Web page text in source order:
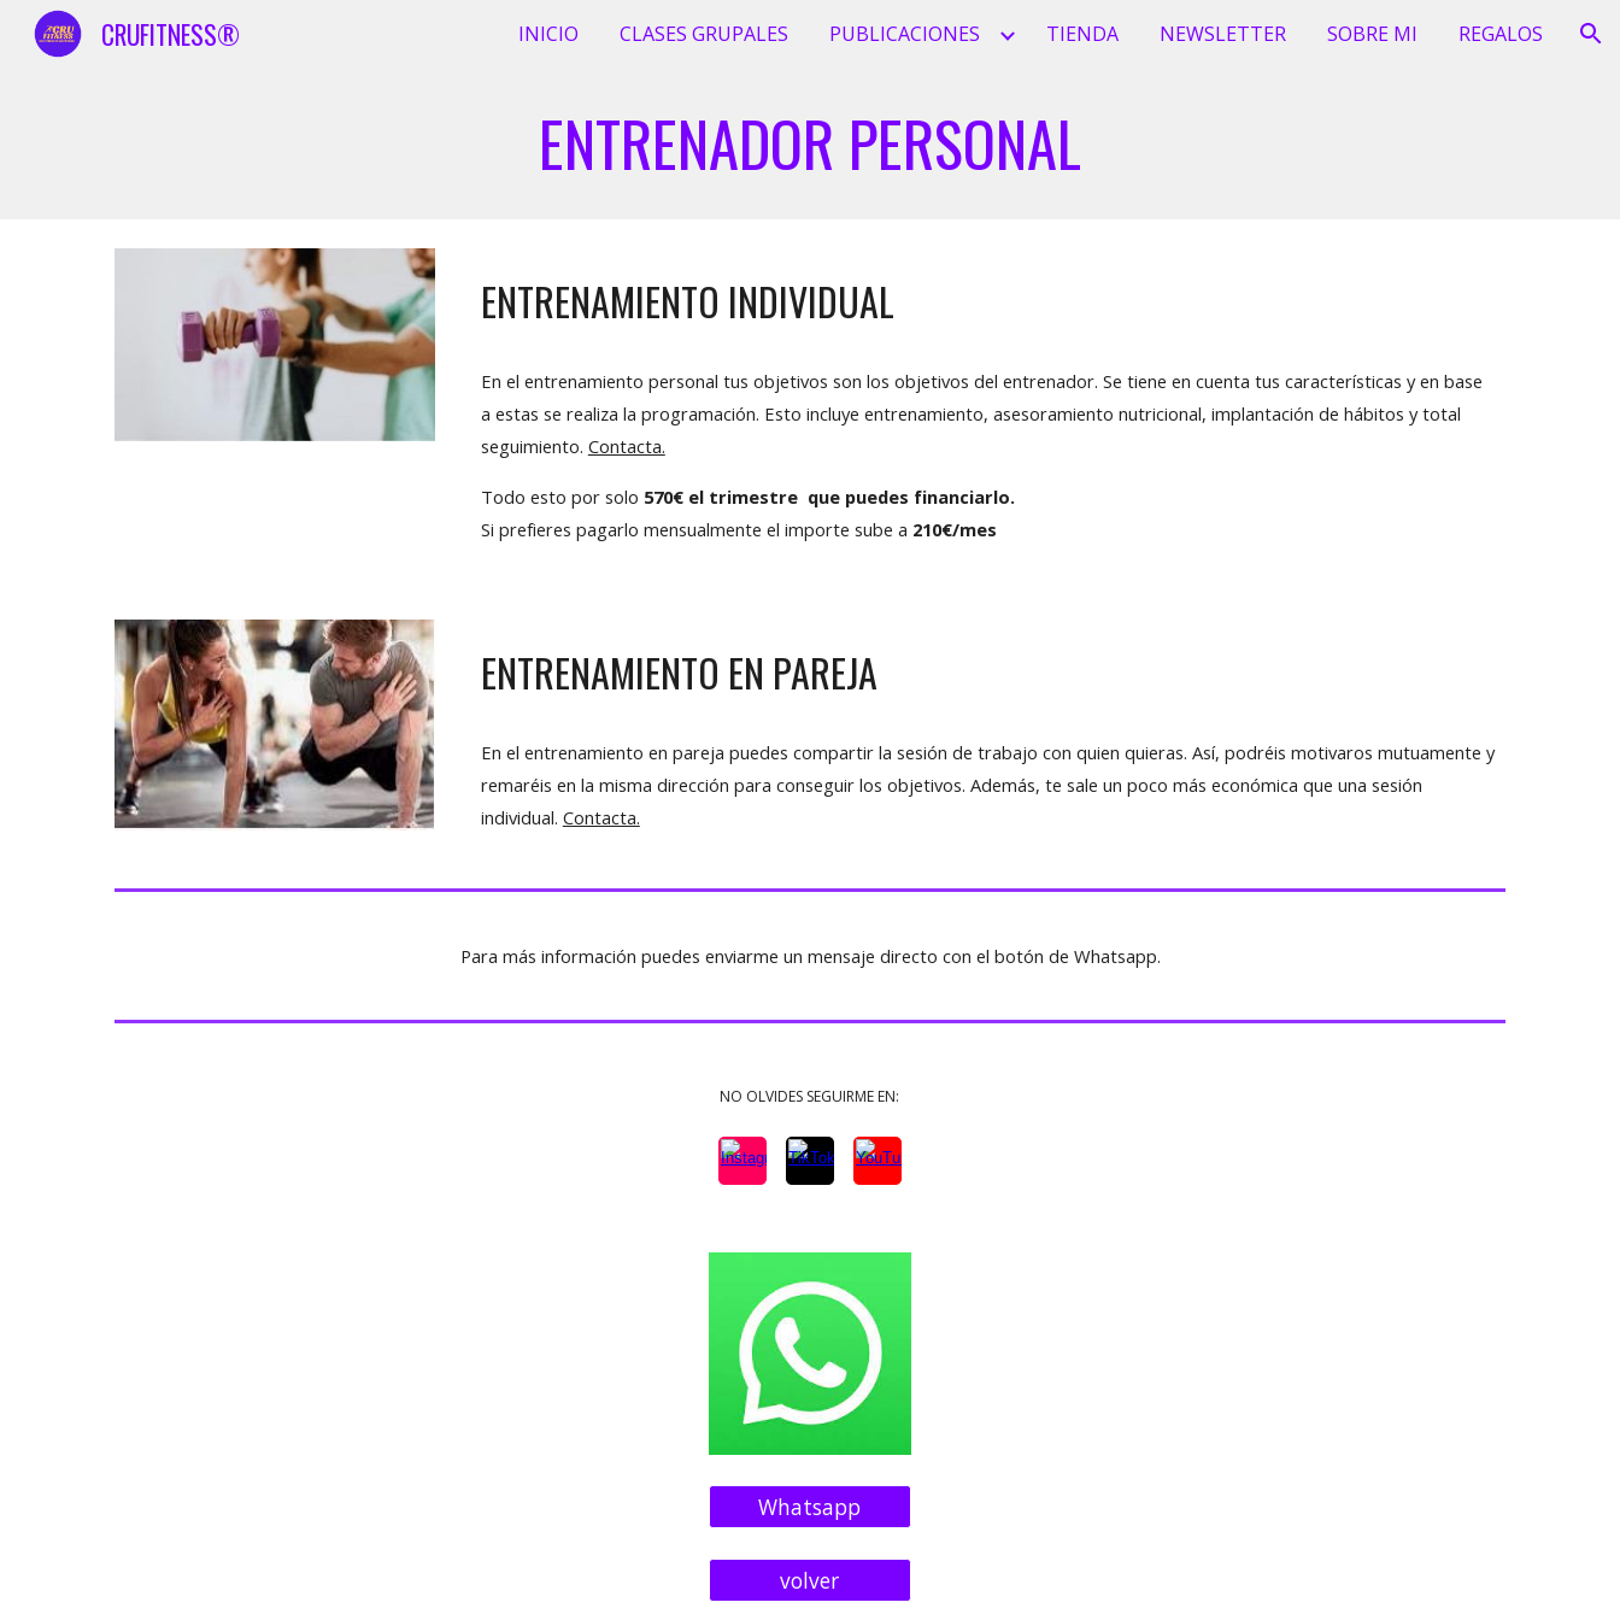
Skip to main content Skip to navigation
CRUFITNESS® INICIO CLASES GRUPALES PUBLICACIONES TIENDA NEWSLETTER SOBRE MI REGALOS
ENTRENADOR PERSONAL
ENTRENAMIENTO INDIVIDUAL
En el entrenamiento personal tus objetivos son los objetivos del entrenador. Se tiene en cuenta tus características y en base
a estas se realiza la programación. Esto incluye entrenamiento, asesoramiento nutricional, implantación de hábitos y total
seguimiento. Contacta.
Todo esto por solo 570€ el trimestre que puedes financiarlo.
Si prefieres pagarlo mensualmente el importe sube a 210€/mes
ENTRENAMIENTO EN PAREJA
En el entrenamiento en pareja puedes compartir la sesión de trabajo con quien quieras. Así, podréis motivaros mutuamente y
remaréis en la misma dirección para conseguir los objetivos. Además, te sale un poco más económica que una sesión
individual. Contacta.
Para más información puedes enviarme un mensaje directo con el botón de Whatsapp.
NO OLVIDES SEGUIRME EN:
Whatsapp
volver